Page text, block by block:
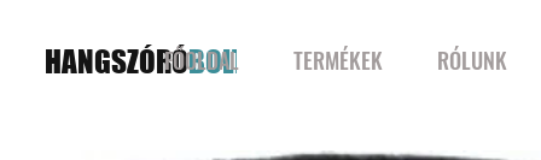
HANGSZÓRÓBOLT
FŐOLDAL TERMÉKEK RÓLUNK